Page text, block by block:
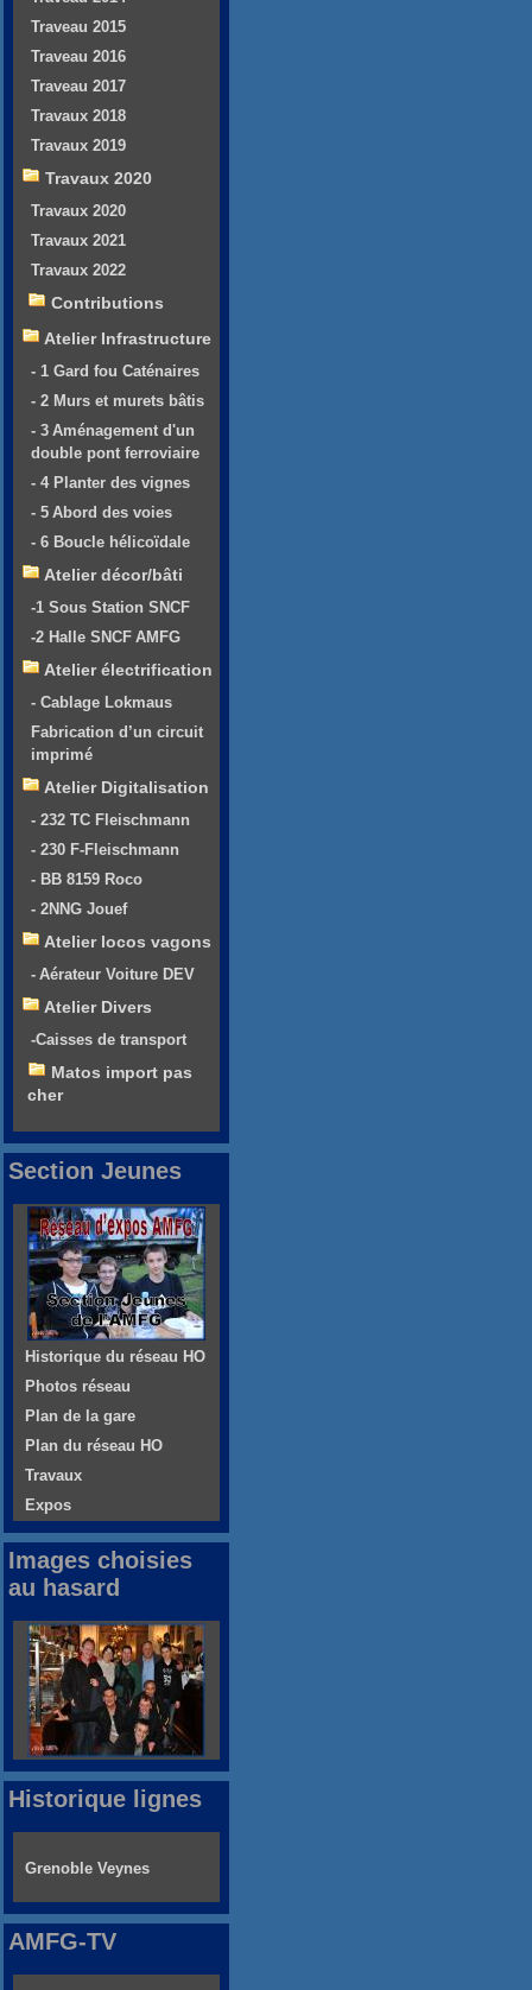
Traveau 2015
Traveau 2016
Traveau 2017
Travaux 2018
Travaux 2019
Travaux 2020
Travaux 2020
Travaux 2021
Travaux 2022
Contributions
Atelier Infrastructure
- 1 Gard fou Caténaires
- 2 Murs et murets bâtis
- 3 Aménagement d'un
double pont ferroviaire
- 4 Planter des vignes
- 5 Abord des voies
- 6 Boucle hélicoïdale
Atelier décor/bâti
-1 Sous Station SNCF
-2 Halle SNCF AMFG
Atelier électrification
- Cablage Lokmaus
Fabrication d’un circuit
imprimé
Atelier Digitalisation
- 232 TC Fleischmann
- 230 F-Fleischmann
- BB 8159 Roco
- 2NNG Jouef
Atelier locos vagons
- Aérateur Voiture DEV
Atelier Divers
-Caisses de transport
Matos import pas
cher
Section Jeunes
Historique du réseau HO
Photos réseau
Plan de la gare
Plan du réseau HO
Travaux
Expos
Images choisies
au hasard
Historique lignes
Grenoble Veynes
AMFG-TV